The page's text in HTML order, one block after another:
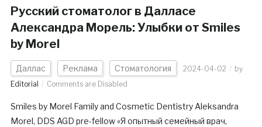
Русский стоматолог в Далласе
Александра Морель: Улыбки от Smiles
by Morel
Даллас Реклама Стоматология 2024-04-02
by
Editorial
Comments are Disabled
Smiles by Morel Family and Cosmetic Dentistry Aleksandra
Morel, DDS AGD pre-fellow «Я опытный семейный врач,